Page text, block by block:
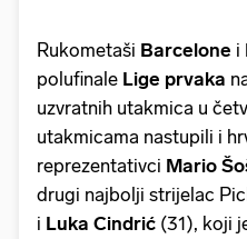
Rukometaši Barcelone i
polufinale Lige prvaka
uzvratnih utakmica u
utakmicama nastupili i
reprezentativci Mario
drugi najbolji strijelac
i Luka Cindrić (31), koji